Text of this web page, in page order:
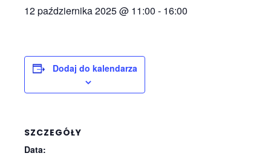
12 października 2025 @ 11:00 - 16:00
Dodaj do kalendarza
SZCZEGÓŁY
Data: